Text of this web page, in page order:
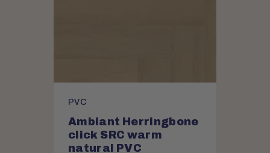
PVC
Ambiant Herringbone
click SRC warm
natural PVC